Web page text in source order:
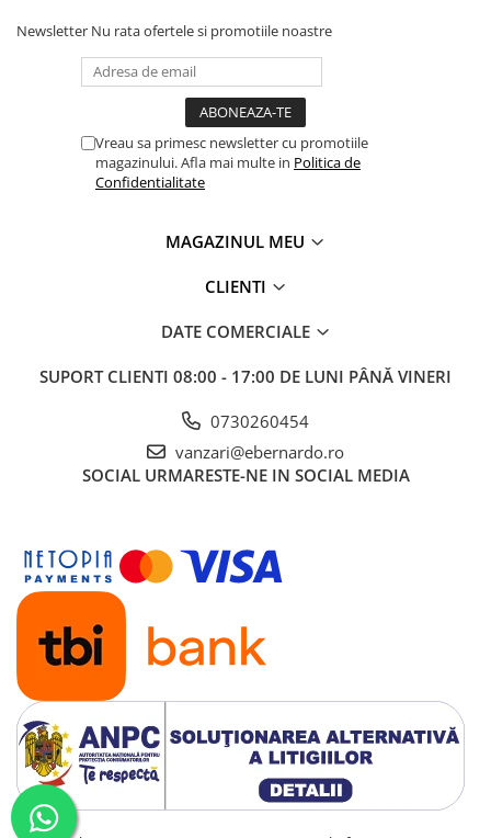
Accesorii prelucrare metal
Universale de strung si accesorii
Falci pentru 3 bacuri PS3/ PO3
Falci pentru 4 bacuri PS4/ PO4
Fălcile pentru 4-bacuri DK12
Mandrină cu 3 fălci din otel
Mandrină cu 4 fălci din fontă
Seturi de unelte pentru strungarie
Standuri pentru strunguri
Instrumente de prindere
Elemente de prindere mecanică
Fălci pentru PHV / VHV
Menghine
Mese rotative / mese inclinabile /
Etape XY
Papusa mobila / con de centrare
Instrumente de masurare
Afisaj digital
Bloc ecartament, masurare și
testare
Newsletter Nu rata ofertele si promotiile noastre
Vreau sa primesc newsletter cu promotiile
magazinului. Afla mai multe in Politica de
Confidentialitate
MAGAZINUL MEU
CLIENTI
DATE COMERCIALE
SUPORT CLIENTI 08:00 - 17:00 DE LUNI PÂNĂ VINERI
0730260454
vanzari@ebernardo.ro
SOCIAL URMARESTE-NE IN SOCIAL MEDIA